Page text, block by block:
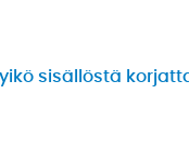
sisällöstä